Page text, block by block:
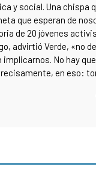
y social. Una chispa
que esperan de
de 20 jóvenes
advirtió Verde, «no
No hay
en eso: